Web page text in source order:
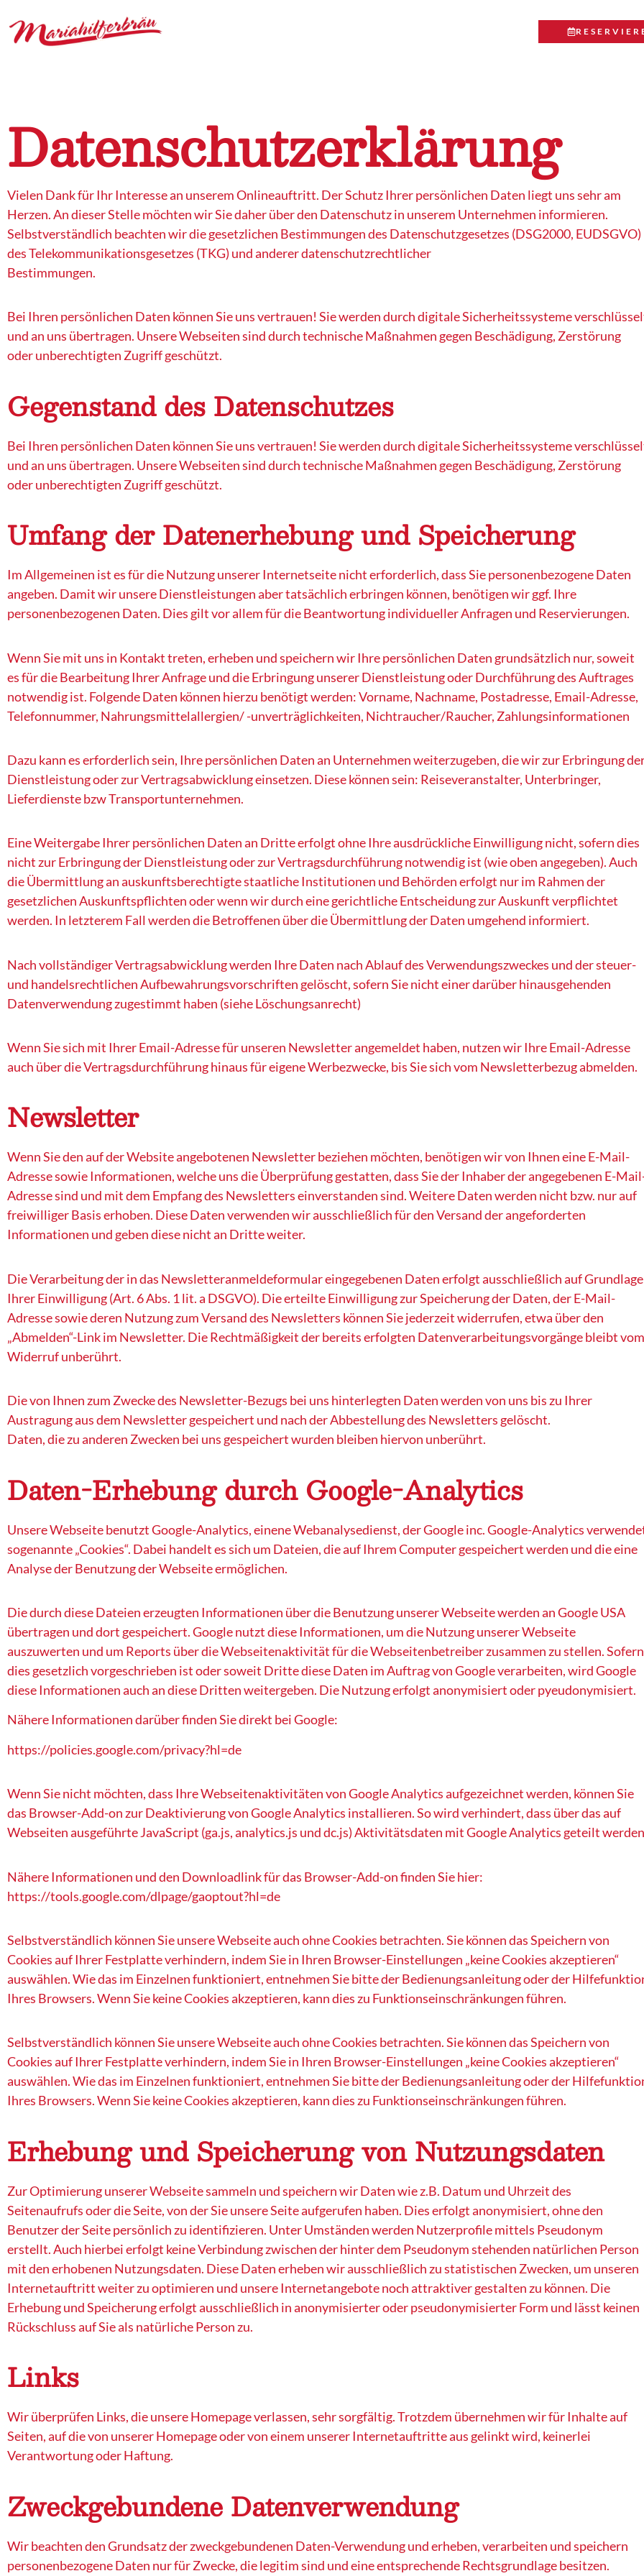
Datenschutzerklärung
Vielen Dank für Ihr Interesse an unserem Onlineauftritt. Der Schutz Ihrer persönlichen Daten liegt uns sehr am
Herzen. An dieser Stelle möchten wir Sie daher über den Datenschutz in unserem Unternehmen informieren.
Selbstverständlich beachten wir die gesetzlichen Bestimmungen des Datenschutzgesetzes (DSG2000, EUDSGVO)
des Telekommunikationsgesetzes (TKG) und anderer datenschutzrechtlicher
Bestimmungen.
Bei Ihren persönlichen Daten können Sie uns vertrauen! Sie werden durch digitale Sicherheitssysteme
und an uns übertragen. Unsere Webseiten sind durch technische Maßnahmen gegen Beschädigung, Zerstörung
oder unberechtigten Zugriff geschützt.
Gegenstand des Datenschutzes
Bei Ihren persönlichen Daten können Sie uns vertrauen! Sie werden durch digitale Sicherheitssysteme
und an uns übertragen. Unsere Webseiten sind durch technische Maßnahmen gegen Beschädigung, Zerstörung
oder unberechtigten Zugriff geschützt.
Umfang der Datenerhebung und Speicherung
Im Allgemeinen ist es für die Nutzung unserer Internetseite nicht erforderlich, dass Sie personenbezogene Daten
angeben. Damit wir unsere Dienstleistungen aber tatsächlich erbringen können, benötigen wir ggf. Ihre
personenbezogenen Daten. Dies gilt vor allem für die Beantwortung individueller Anfragen und Reservierungen.
Wenn Sie mit uns in Kontakt treten, erheben und speichern wir Ihre persönlichen Daten grundsätzlich nur, soweit
es für die Bearbeitung Ihrer Anfrage und die Erbringung unserer Dienstleistung oder Durchführung des Auftrages
notwendig ist. Folgende Daten können hierzu benötigt werden: Vorname, Nachname, Postadresse, Email-Adresse,
Telefonnummer, Nahrungsmittelallergien/ -unverträglichkeiten, Nichtraucher/Raucher, Zahlungsinformationen
Dazu kann es erforderlich sein, Ihre persönlichen Daten an Unternehmen weiterzugeben, die wir zur Erbringung
Dienstleistung oder zur Vertragsabwicklung einsetzen. Diese können sein: Reiseveranstalter, Unterbringer,
Lieferdienste bzw Transportunternehmen.
Eine Weitergabe Ihrer persönlichen Daten an Dritte erfolgt ohne Ihre ausdrückliche Einwilligung nicht, sofern dies
nicht zur Erbringung der Dienstleistung oder zur Vertragsdurchführung notwendig ist (wie oben angegeben). Auch
die Übermittlung an auskunftsberechtigte staatliche Institutionen und Behörden erfolgt nur im Rahmen der
gesetzlichen Auskunftspflichten oder wenn wir durch eine gerichtliche Entscheidung zur Auskunft verpflichtet
werden. In letzterem Fall werden die Betroffenen über die Übermittlung der Daten umgehend informiert.
Nach vollständiger Vertragsabwicklung werden Ihre Daten nach Ablauf des Verwendungszweckes und der steuer-
und handelsrechtlichen Aufbewahrungsvorschriften gelöscht, sofern Sie nicht einer darüber hinausgehenden
Datenverwendung zugestimmt haben (siehe Löschungsanrecht)
Wenn Sie sich mit Ihrer Email-Adresse für unseren Newsletter angemeldet haben, nutzen wir Ihre Email-Adresse
auch über die Vertragsdurchführung hinaus für eigene Werbezwecke, bis Sie sich vom Newsletterbezug abmelden.
Newsletter
Wenn Sie den auf der Website angebotenen Newsletter beziehen möchten, benötigen wir von Ihnen eine E-Mail-
Adresse sowie Informationen, welche uns die Überprüfung gestatten, dass Sie der Inhaber der angegebenen E-
Adresse sind und mit dem Empfang des Newsletters einverstanden sind. Weitere Daten werden nicht bzw. nur auf
freiwilliger Basis erhoben. Diese Daten verwenden wir ausschließlich für den Versand der angeforderten
Informationen und geben diese nicht an Dritte weiter.
Die Verarbeitung der in das Newsletteranmeldeformular eingegebenen Daten erfolgt ausschließlich auf Grundlage
Ihrer Einwilligung (Art. 6 Abs. 1 lit. a DSGVO). Die erteilte Einwilligung zur Speicherung der Daten, der E-Mail-
Adresse sowie deren Nutzung zum Versand des Newsletters können Sie jederzeit widerrufen, etwa über den
„Abmelden“-Link im Newsletter. Die Rechtmäßigkeit der bereits erfolgten Datenverarbeitungsvorgänge bleibt vom
Widerruf unberührt.
Die von Ihnen zum Zwecke des Newsletter-Bezugs bei uns hinterlegten Daten werden von uns bis zu Ihrer
Austragung aus dem Newsletter gespeichert und nach der Abbestellung des Newsletters gelöscht.
Daten, die zu anderen Zwecken bei uns gespeichert wurden bleiben hiervon unberührt.
Daten-Erhebung durch Google-Analytics
Unsere Webseite benutzt Google-Analytics, einene Webanalysedienst, der Google inc. Google-Analytics
sogenannte „Cookies“. Dabei handelt es sich um Dateien, die auf Ihrem Computer gespeichert werden und die eine
Analyse der Benutzung der Webseite ermöglichen.
Die durch diese Dateien erzeugten Informationen über die Benutzung unserer Webseite werden an Google USA
übertragen und dort gespeichert. Google nutzt diese Informationen, um die Nutzung unserer Webseite
auszuwerten und um Reports über die Webseitenaktivität für die Webseitenbetreiber zusammen zu stellen. Sofern
dies gesetzlich vorgeschrieben ist oder soweit Dritte diese Daten im Auftrag von Google verarbeiten, wird Google
diese Informationen auch an diese Dritten weitergeben. Die Nutzung erfolgt anonymisiert oder pyeudonymisiert.
Nähere Informationen darüber finden Sie direkt bei Google:
https://policies.google.com/privacy?hl=de
Wenn Sie nicht möchten, dass Ihre Webseitenaktivitäten von Google Analytics aufgezeichnet werden, können Sie
das Browser-Add-on zur Deaktivierung von Google Analytics installieren. So wird verhindert, dass über das auf
Webseiten ausgeführte JavaScript (ga.js, analytics.js und dc.js) Aktivitätsdaten mit Google Analytics geteilt
Nähere Informationen und den Downloadlink für das Browser-Add-on finden Sie hier:
https://tools.google.com/dlpage/gaoptout?hl=de
Selbstverständlich können Sie unsere Webseite auch ohne Cookies betrachten. Sie können das Speichern von
Cookies auf Ihrer Festplatte verhindern, indem Sie in Ihren Browser-Einstellungen „keine Cookies akzeptieren“
auswählen. Wie das im Einzelnen funktioniert, entnehmen Sie bitte der Bedienungsanleitung oder der
Ihres Browsers. Wenn Sie keine Cookies akzeptieren, kann dies zu Funktionseinschränkungen führen.
Selbstverständlich können Sie unsere Webseite auch ohne Cookies betrachten. Sie können das Speichern von
Cookies auf Ihrer Festplatte verhindern, indem Sie in Ihren Browser-Einstellungen „keine Cookies akzeptieren“
auswählen. Wie das im Einzelnen funktioniert, entnehmen Sie bitte der Bedienungsanleitung oder der
Ihres Browsers. Wenn Sie keine Cookies akzeptieren, kann dies zu Funktionseinschränkungen führen.
Erhebung und Speicherung von Nutzungsdaten
Zur Optimierung unserer Webseite sammeln und speichern wir Daten wie z.B. Datum und Uhrzeit des
Seitenaufrufs oder die Seite, von der Sie unsere Seite aufgerufen haben. Dies erfolgt anonymisiert, ohne den
Benutzer der Seite persönlich zu identifizieren. Unter Umständen werden Nutzerprofile mittels Pseudonym
erstellt. Auch hierbei erfolgt keine Verbindung zwischen der hinter dem Pseudonym stehenden natürlichen Person
mit den erhobenen Nutzungsdaten. Diese Daten erheben wir ausschließlich zu statistischen Zwecken, um unseren
Internetauftritt weiter zu optimieren und unsere Internetangebote noch attraktiver gestalten zu können. Die
Erhebung und Speicherung erfolgt ausschließlich in anonymisierter oder pseudonymisierter Form und lässt keinen
Rückschluss auf Sie als natürliche Person zu.
Links
Wir überprüfen Links, die unsere Homepage verlassen, sehr sorgfältig. Trotzdem übernehmen wir für Inhalte auf
Seiten, auf die von unserer Homepage oder von einem unserer Internetauftritte aus gelinkt wird, keinerlei
Verantwortung oder Haftung.
Zweckgebundene Datenverwendung
Wir beachten den Grundsatz der zweckgebundenen Daten-Verwendung und erheben, verarbeiten und speichern
personenbezogene Daten nur für Zwecke, die legitim sind und eine entsprechende Rechtsgrundlage besitzen.